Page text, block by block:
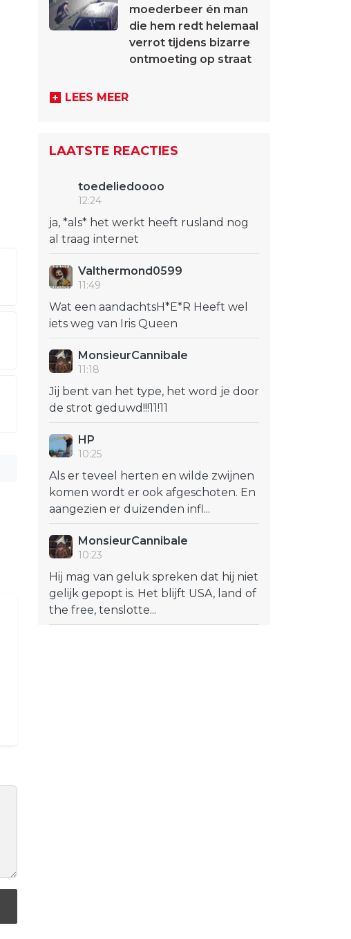
moederbeer én man
die hem redt helemaal
verrot tijdens bizarre
ontmoeting op straat
LEES MEER
LAATSTE REACTIES
toedeliedoooo
12:24
ja, *als* het werkt heeft rusland nog
al traag internet
Valthermond0599
11:49
Wat een aandachtsH*E*R Heeft wel
iets weg van Iris Queen
MonsieurCannibale
11:18
Jij bent van het type, het word je door
de strot geduwd!!!11!11
HP
10:25
Als er teveel herten en wilde zwijnen
komen wordt er ook afgeschoten. En
aangezien er duizenden infl...
MonsieurCannibale
10:23
Hij mag van geluk spreken dat hij niet
gelijk gepopt is. Het blijft USA, land of
the free, tenslotte...